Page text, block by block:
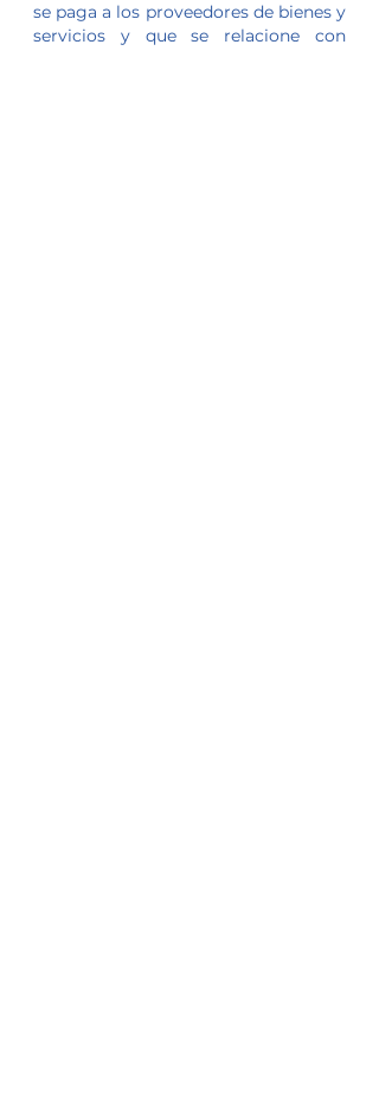
se paga a los proveedores de bienes y
servicios y que se relacione con